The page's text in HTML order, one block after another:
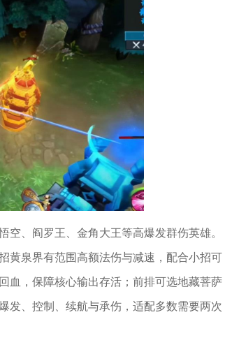
、阎罗王、金角大王等高爆发群伤英雄。
黄泉界有范围高额法伤与减速，配合小招可
血，保障核心输出存活；前排可选地藏菩萨
发、控制、续航与承伤，适配多数需要两次